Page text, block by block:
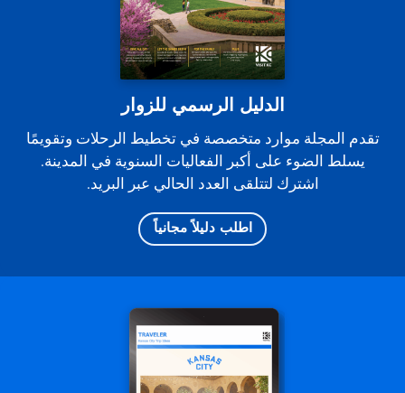
الدليل الرسمي للزوار
تقدم المجلة موارد متخصصة في تخطيط الرحلات وتقويمًا
يسلط الضوء على أكبر الفعاليات السنوية في المدينة.
اشترك لتتلقى العدد الحالي عبر البريد.
اطلب دليلاً مجانياً